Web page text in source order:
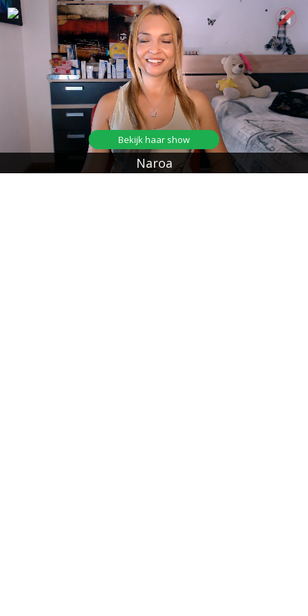
Naroa
Bekijk haar show